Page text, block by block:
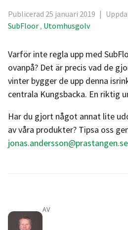
Publicerad 25 januari 2019 |
SubFloor, Utomhusgolv
Varför inte regla upp med
ovanpå? Det är precis vad de
vinter bygger de upp denna
centrala Kungsbacka. En riktig
Har du gjort något annat lite
av våra produkter? Tipsa oss
jonas.andersson@prastangen.se
AV